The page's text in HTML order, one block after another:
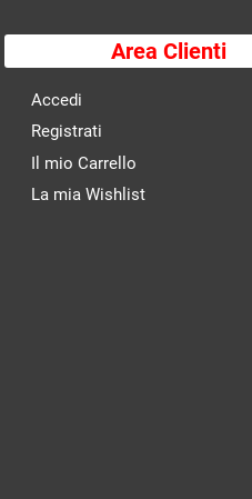
Area Clienti
Accedi
Registrati
Il mio Carrello
La mia Wishlist